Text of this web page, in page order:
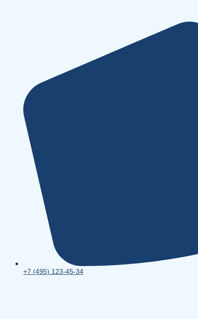
+7 (495) 123-45-34